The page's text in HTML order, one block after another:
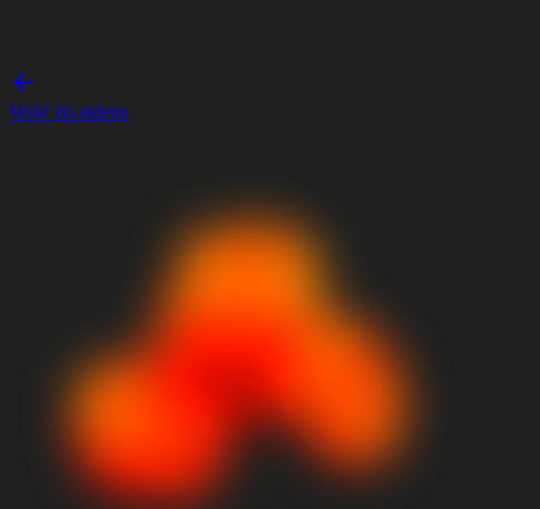
Wróć do sklepu